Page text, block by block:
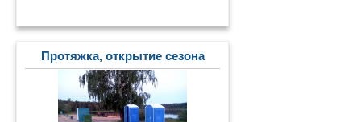
Протяжка, открытие сезона